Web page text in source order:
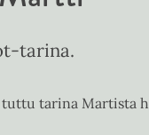
tarina.
tarina Martista